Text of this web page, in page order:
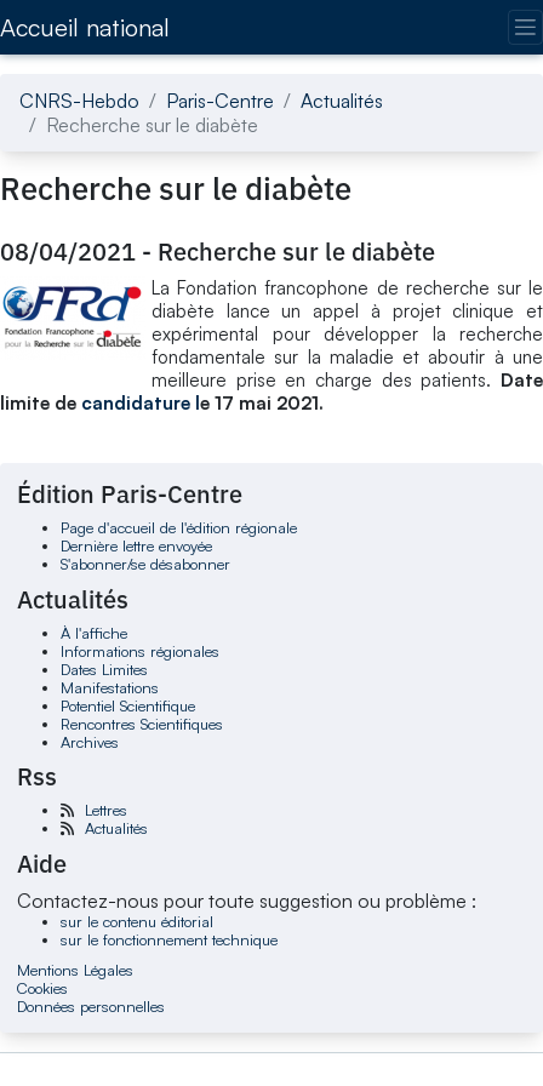
Accueil national
CNRS-Hebdo Paris-Centre
Actualités
Recherche sur le diabète
Recherche sur le diabète
08/04/2021 - Recherche sur le diabète
La Fondation francophone de recherche sur le
diabète lance un appel à projet clinique et
expérimental pour développer la recherche
fondamentale sur la maladie et aboutir à une
meilleure prise en charge des patients. Date
limite de candidature le 17 mai 2021.
Édition Paris-Centre
Page d'accueil de l'édition régionale
Dernière lettre envoyée
S'abonner/se désabonner
Actualités
À l'affiche
Informations régionales
Dates Limites
Manifestations
Potentiel Scientifique
Rencontres Scientifiques
Archives
Rss
Lettres
Actualités
Aide
Contactez-nous pour toute suggestion ou problème :
sur le contenu éditorial
sur le fonctionnement technique
Mentions Légales
Cookies
Données personnelles